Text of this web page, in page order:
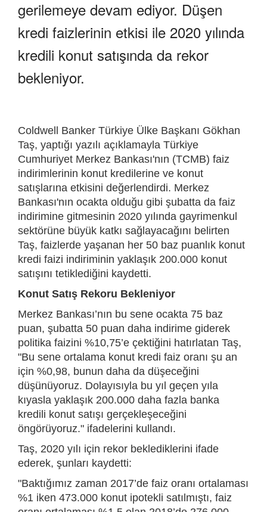
gerilemeye devam ediyor. Düşen
kredi faizlerinin etkisi ile 2020 yılında
kredili konut satışında da rekor
bekleniyor.
Coldwell Banker Türkiye Ülke Başkanı Gökhan
Taş, yaptığı yazılı açıklamayla Türkiye
Cumhuriyet Merkez Bankası'nın (TCMB) faiz
indirimlerinin konut kredilerine ve konut
satışlarına etkisini değerlendirdi. Merkez
Bankası'nın ocakta olduğu gibi şubatta da faiz
indirimine gitmesinin 2020 yılında gayrimenkul
sektörüne büyük katkı sağlayacağını belirten
Taş, faizlerde yaşanan her 50 baz puanlık konut
kredi faizi indiriminin yaklaşık 200.000 konut
satışını tetiklediğini kaydetti.
Konut Satış Rekoru Bekleniyor
Merkez Bankası’nın bu sene ocakta 75 baz
puan, şubatta 50 puan daha indirime giderek
politika faizini %10,75’e çektiğini hatırlatan Taş,
"Bu sene ortalama konut kredi faiz oranı şu an
için %0,98, bunun daha da düşeceğini
düşünüyoruz. Dolayısıyla bu yıl geçen yıla
kıyasla yaklaşık 200.000 daha fazla banka
kredili konut satışı gerçekleşeceğini
öngörüyoruz." ifadelerini kullandı.
Taş, 2020 yılı için rekor beklediklerini ifade
ederek, şunları kaydetti:
"Baktığımız zaman 2017’de faiz oranı ortalaması
%1 iken 473.000 konut ipotekli satılmıştı, faiz